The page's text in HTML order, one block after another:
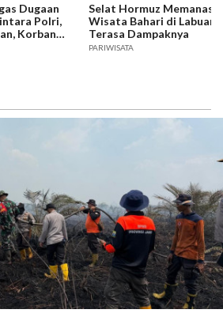
Dugaan
Polri,
Korban
Perwira,
Selat Hormuz Memanas,
Wisata Bahari di Labuan
Terasa Dampaknya
PARIWISATA